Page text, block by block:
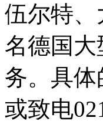
伍尔特
名德国
务。具体
或致电